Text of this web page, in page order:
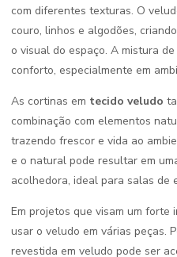
com diferentes texturas. O
couro, linhos e algodões,
o visual do espaço. A mistura
conforto, especialmente em
As cortinas em tecido veludo
combinação com elementos
trazendo frescor e vida ao
e o natural pode resultar em
acolhedora, ideal para salas de
Em projetos que visam um forte
usar o veludo em várias peças.
revestida em veludo pode ser